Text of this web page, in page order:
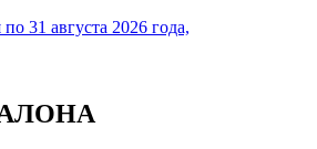
31 августа 2026 года,